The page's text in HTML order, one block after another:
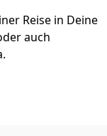
Reise in Deine
auch